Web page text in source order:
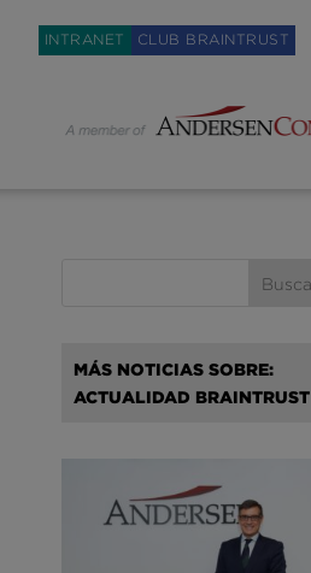
INTRANET CLUB BRAINTRUST
MÁS NOTICIAS SOBRE:
ACTUALIDAD BRAINTRUST